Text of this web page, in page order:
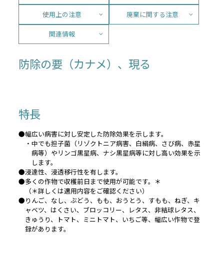
使用上の注意 廃棄に関する注意
関連情報
防除の要（カナメ）、現る
特長
●幅広い病害に対し安定した防除効果を示します。
・中でも担子菌（リゾクトニア病害、白絹病、さび病、赤星
病等）やリンゴ黒星病、ナシ黒星病等に対し高い効果を示
します。
●浸達性、浸透移行性を有します。
●多くの作物で収穫前日まで使用が可能です。＊
（＊詳しくは適用内容をご確認ください）
●りんご、なし、ぶどう、もも、おうとう、すもも、ねぎ、キ
ャベツ、はくさい、ブロッコリー、レタス、非結球レタス、
きゅうり、トマト、ミニトマト、いちご等、幅広い作物で登
録があります。